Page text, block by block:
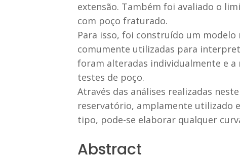
extensão. Também foi avaliado o
com poço fraturado.
Para isso, foi construído um
comumente utilizadas para
foram alteradas individualmente e
testes de poço.
Através das análises realizadas
reservatório, amplamente utilizado
tipo, pode-se elaborar qualquer
Abstract